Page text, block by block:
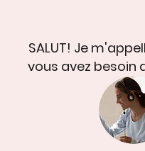
SALUT! Je
vous avez besoin